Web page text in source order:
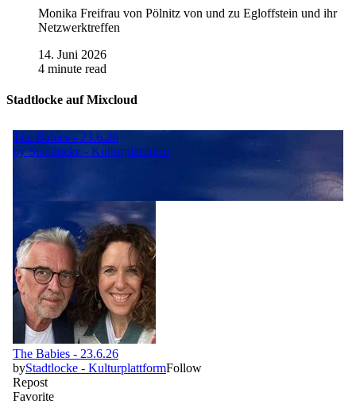
Monika Freifrau von Pölnitz von und zu Egloffstein und ihr
Netzwerktreffen
14. Juni 2026
4 minute read
Stadtlocke auf Mixcloud